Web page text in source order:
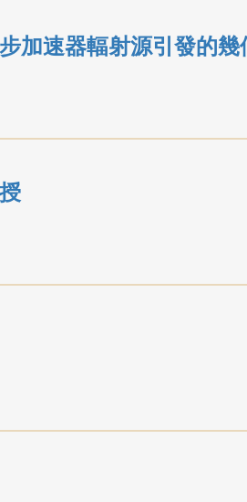
加速器輻射源引發的幾